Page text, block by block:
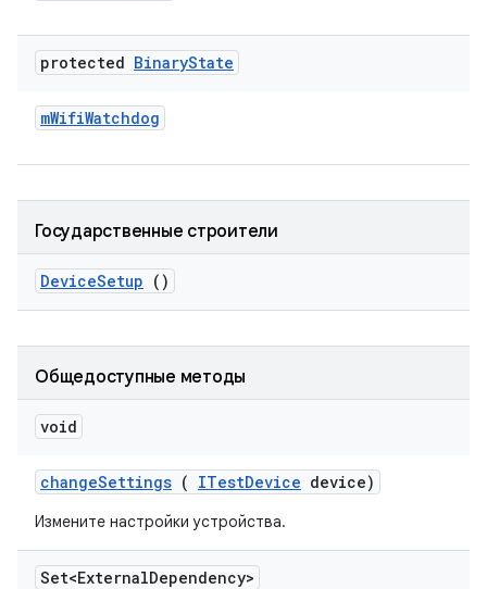
protected BinaryState
mWifiWatchdog
Государственные строители
DeviceSetup ()
Общедоступные методы
void
changeSettings ( ITestDevice device)
Измените настройки устройства.
Set<ExternalDependency>